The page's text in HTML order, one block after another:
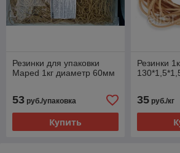
Резинки для упаковки
Maped 1кг диаметр 60мм
53 руб./упаковка
Купить
Резинки
35руб./кг